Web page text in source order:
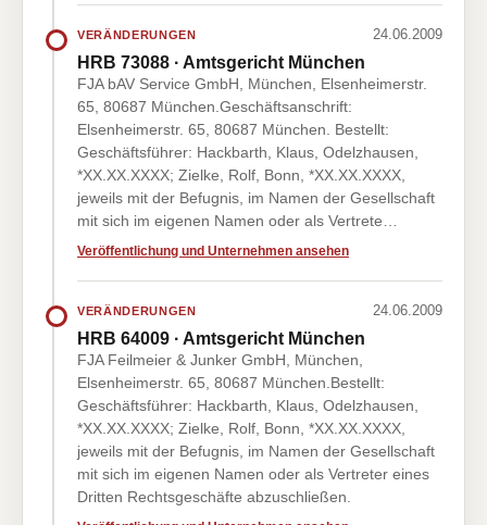
VERÄNDERUNGEN 24.06.2009
HRB 73088 · Amtsgericht München
FJA bAV Service GmbH, München, Elsenheimerstr.
65, 80687 München.Geschäftsanschrift:
Elsenheimerstr. 65, 80687 München. Bestellt:
Geschäftsführer: Hackbarth, Klaus, Odelzhausen,
*XX.XX.XXXX; Zielke, Rolf, Bonn, *XX.XX.XXXX,
jeweils mit der Befugnis, im Namen der Gesellschaft
mit sich im eigenen Namen oder als Vertrete…
Veröffentlichung und Unternehmen ansehen
VERÄNDERUNGEN 24.06.2009
HRB 64009 · Amtsgericht München
FJA Feilmeier & Junker GmbH, München,
Elsenheimerstr. 65, 80687 München.Bestellt:
Geschäftsführer: Hackbarth, Klaus, Odelzhausen,
*XX.XX.XXXX; Zielke, Rolf, Bonn, *XX.XX.XXXX,
jeweils mit der Befugnis, im Namen der Gesellschaft
mit sich im eigenen Namen oder als Vertreter eines
Dritten Rechtsgeschäfte abzuschließen.